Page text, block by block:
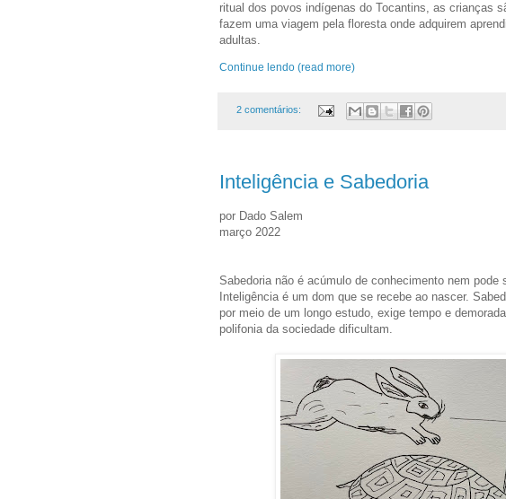
ritual dos povos indígenas do Tocantins, as crianças
fazem uma viagem pela floresta onde adquirem
adultas.
Continue lendo (read more)
2 comentários:
Inteligência e Sabedoria
por Dado Salem
março 2022
Sabedoria não é acúmulo de conhecimento nem pode
Inteligência é um dom que se recebe ao nascer.
por meio de um longo estudo, exige tempo e
polifonia da sociedade dificultam.